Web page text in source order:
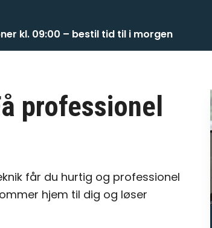
kl. 09:00 – bestil tid til i morgen
professionel
får du hurtig og professionel
hjem til dig og løser